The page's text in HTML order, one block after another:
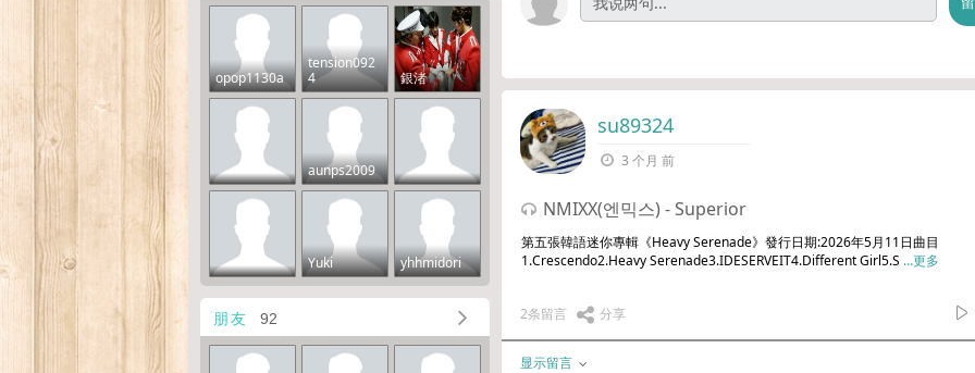
opop1130a
tension092
4
銀渚
aunps2009
Yuki yhhmidori
朋友 92
su89324
3 个月 前
NMIXX(엔믹스) - Superior
第五張韓語迷你專輯《Heavy Serenade》發行日期:2026年5月11日曲目
1.Crescendo2.Heavy Serenade3.IDESERVEIT4.Different Girl5.S …更多
2条留言 分享
显示留言